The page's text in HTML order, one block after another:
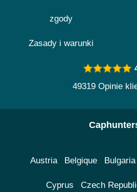
zgody
Zasady i warunki
49319 Opinie
Austria Belgique Bulgaria
Cyprus Czech